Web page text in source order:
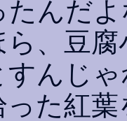
たんだ
ら、豆
すんじ
た紅葉